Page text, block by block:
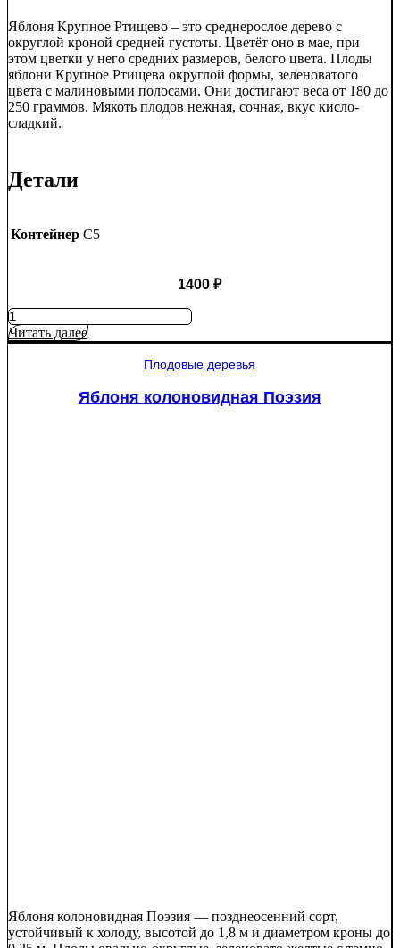
Яблоня Крупное Ртищево – это среднерослое дерево с
округлой кроной средней густоты. Цветёт оно в мае, при
этом цветки у него средних размеров, белого цвета. Плоды
яблони Крупное Ртищева округлой формы, зеленоватого
цвета с малиновыми полосами. Они достигают веса от 180 до
250 граммов. Мякоть плодов нежная, сочная, вкус кисло-
сладкий.
Детали
Контейнер C5
1400 ₽
Количество
товара
Яблоня
Читать далее
Плодовые деревья
Яблоня колоновидная Поэзия
Яблоня колоновидная Поэзия — позднеосенний сорт,
устойчивый к холоду, высотой до 1,8 м и диаметром кроны до